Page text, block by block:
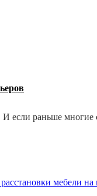
раньше